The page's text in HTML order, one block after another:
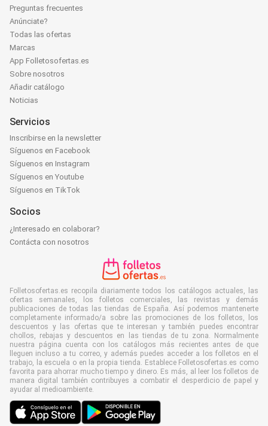
Preguntas frecuentes
Anúnciate?
Todas las ofertas
Marcas
App Folletosofertas.es
Sobre nosotros
Añadir catálogo
Noticias
Servicios
Inscribirse en la newsletter
Síguenos en Facebook
Síguenos en Instagram
Síguenos en Youtube
Síguenos en TikTok
Socios
¿Interesado en colaborar?
Contácta con nosotros
Folletosofertas.es recopila diariamente todos los catálogos actuales, las
ofertas semanales, los folletos comerciales, las revistas y demás
publicaciones de todas las tiendas de España. Así podemos mantenerte
completamente informado/a sobre las promociones de los folletos, los
descuentos y las ofertas que te interesan y también puedes encontrar
chollos, rebajas y descuentos en las tiendas de tu zona. Normalmente
nuestra página cuenta con los catálogos más recientes antes de que
lleguen incluso a tu correo, y además puedes acceder a los folletos en el
trabajo, la escuela o en la propia tienda. Establece Folletosofertas.es como
favorita para ahorrar mucho tiempo y dinero. Es más, al leer los folletos de
manera digital también contribuyes a combatir el desperdicio de papel y
ayudar al medioambiente.